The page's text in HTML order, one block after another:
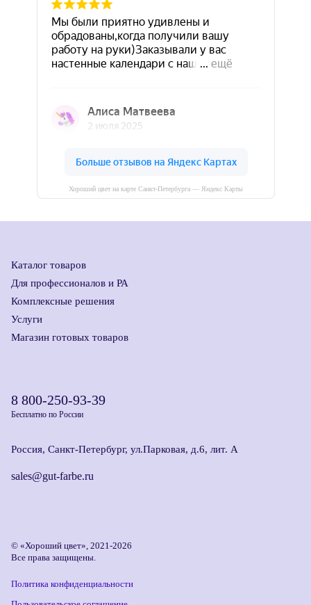
Хороший цвет на карте Санкт‑Петербурга — Яндекс Карты
Каталог товаров
Для профессионалов и РА
Комплексные решения
Услуги
Магазин готовых товаров
8 800-250-93-39
Бесплатно по России
Россия, Санкт-Петербург, ул.Парковая, д.6, лит. А
sales@gut-farbe.ru
© «Хороший цвет», 2021-2026
Все права защищены.
Политика конфиденциальности